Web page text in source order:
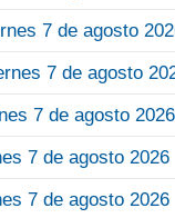
7 de agosto
7 de agosto
7 de agosto 2026
7 de agosto 2026
7 de agosto 2026